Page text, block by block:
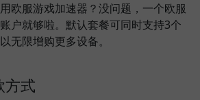
欧服游戏加速器？没问题，一个欧服
户就够啦。默认套餐可同时支持3个
无限增购更多设备。
方式